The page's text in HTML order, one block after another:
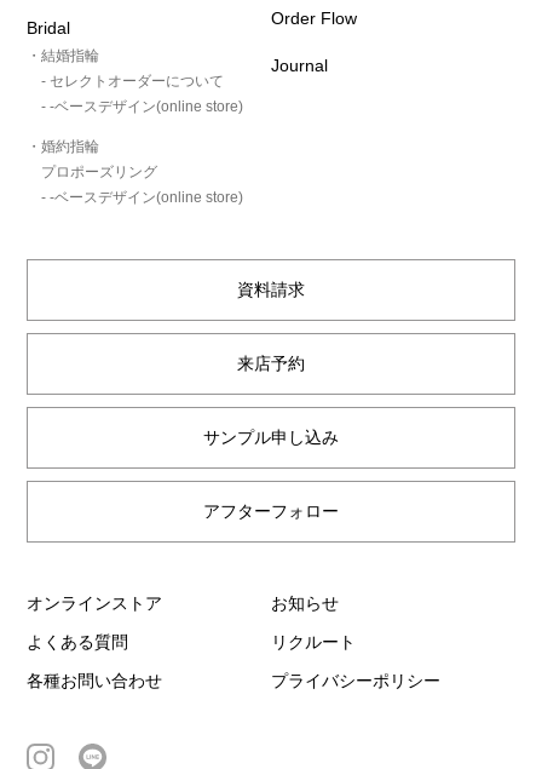
Bridal
・結婚指輪
- セレクトオーダーについて
- -ベースデザイン(online store)
・婚約指輪
プロポーズリング
- -ベースデザイン(online store)
Order Flow
Journal
オンラインストア
お知らせ
よくある質問
リクルート
各種お問い合わせ
プライバシーポリシー
資料請求
来店予約
サンプル申し込み
アフターフォロー